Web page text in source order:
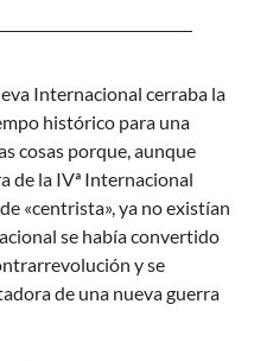
Internacional cerraba la
histórico para una
cosas porque, aunque
de la IVª Internacional
«centrista», ya no existían
se había convertido
y se
de una nueva guerra